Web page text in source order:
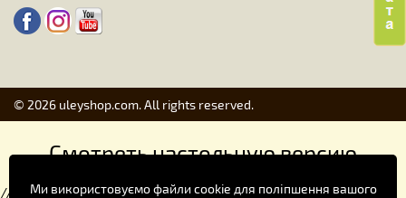
© 2026 uleyshop.com. All rights reserved.
Ми використовуємо файли cookie для поліпшення вашого
Смотреть настольную версию
//